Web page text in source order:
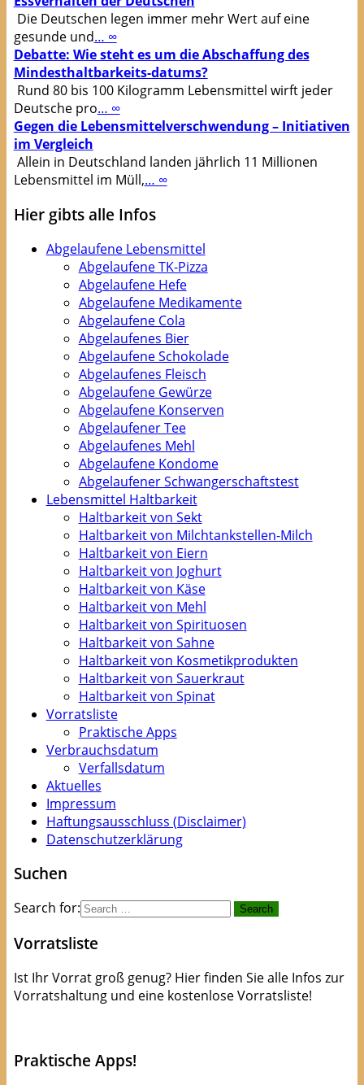
Die Deutschen legen immer mehr Wert auf eine
gesunde und… ∞
Debatte: Wie steht es um die Abschaffung des
Mindesthaltbarkeits-datums?
Rund 80 bis 100 Kilogramm Lebensmittel wirft jeder
Deutsche pro… ∞
Gegen die Lebensmittelverschwendung – Initiativen
im Vergleich
Allein in Deutschland landen jährlich 11 Millionen
Lebensmittel im Müll,… ∞
Hier gibts alle Infos
Abgelaufene Lebensmittel
Abgelaufene TK-Pizza
Abgelaufene Hefe
Abgelaufene Medikamente
Abgelaufene Cola
Abgelaufenes Bier
Abgelaufene Schokolade
Abgelaufenes Fleisch
Abgelaufene Gewürze
Abgelaufene Konserven
Abgelaufener Tee
Abgelaufenes Mehl
Abgelaufene Kondome
Abgelaufener Schwangerschaftstest
Lebensmittel Haltbarkeit
Haltbarkeit von Sekt
Haltbarkeit von Milchtankstellen-Milch
Haltbarkeit von Eiern
Haltbarkeit von Joghurt
Haltbarkeit von Käse
Haltbarkeit von Mehl
Haltbarkeit von Spirituosen
Haltbarkeit von Sahne
Haltbarkeit von Kosmetikprodukten
Haltbarkeit von Sauerkraut
Haltbarkeit von Spinat
Vorratsliste
Praktische Apps
Verbrauchsdatum
Verfallsdatum
Aktuelles
Impressum
Haftungsausschluss (Disclaimer)
Datenschutzerklärung
Suchen
Search for:
Vorratsliste
Ist Ihr Vorrat groß genug? Hier finden Sie alle Infos zur
Vorratshaltung und eine kostenlose Vorratsliste!
Praktische Apps!